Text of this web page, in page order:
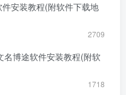
安装教程(附软件下载地
2709
名博途软件安装教程(附软
1718